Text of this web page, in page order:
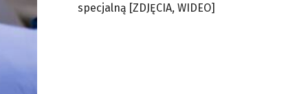
specjalną [ZDJĘCIA, WIDEO]